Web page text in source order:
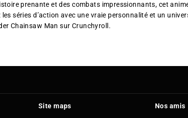
prenante et des combats impressionnants, cet
les séries d’action avec une vraie personnalité et un
Chainsaw Man sur Crunchyroll.
Site maps Nos amis